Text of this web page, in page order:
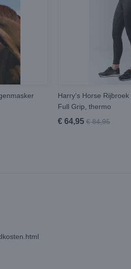
Harry's Horse
Full Grip, thermo
€ 64,95 € 84,95